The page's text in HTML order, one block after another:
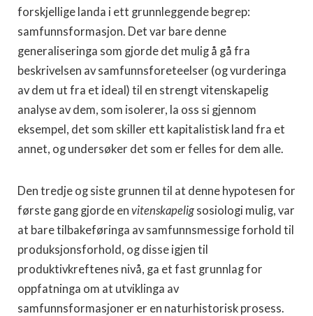
forskjellige landa i ett grunnleggende begrep:
samfunnsformasjon. Det var bare denne
generaliseringa som gjorde det mulig å gå fra
beskrivelsen av samfunnsforeteelser (og vurderinga
av dem ut fra et ideal) til en strengt vitenskapelig
analyse av dem, som isolerer, la oss si gjennom
eksempel, det som skiller ett kapitalistisk land fra et
annet, og undersøker det som er felles for dem alle.
Den tredje og siste grunnen til at denne hypotesen for
første gang gjorde en vitenskapelig sosiologi mulig, var
at bare tilbakeføringa av samfunnsmessige forhold til
produksjonsforhold, og disse igjen til
produktivkreftenes nivå, ga et fast grunnlag for
oppfatninga om at utviklinga av
samfunnsformasjoner er en naturhistorisk prosess.